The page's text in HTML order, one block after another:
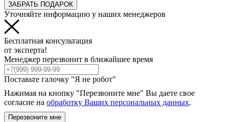
ЗАБРАТЬ ПОДАРОК
Уточняйте информацию у наших менеджеров
Бесплатная консультация
от эксперта!
Менеджер перезвонит в ближайшее время
Поставьте галочку "Я не робот"
Нажимая на кнопку "Перезвоните мне" Вы даете свое
согласие на обработку Ваших персональных данных.
Перезвоните мне